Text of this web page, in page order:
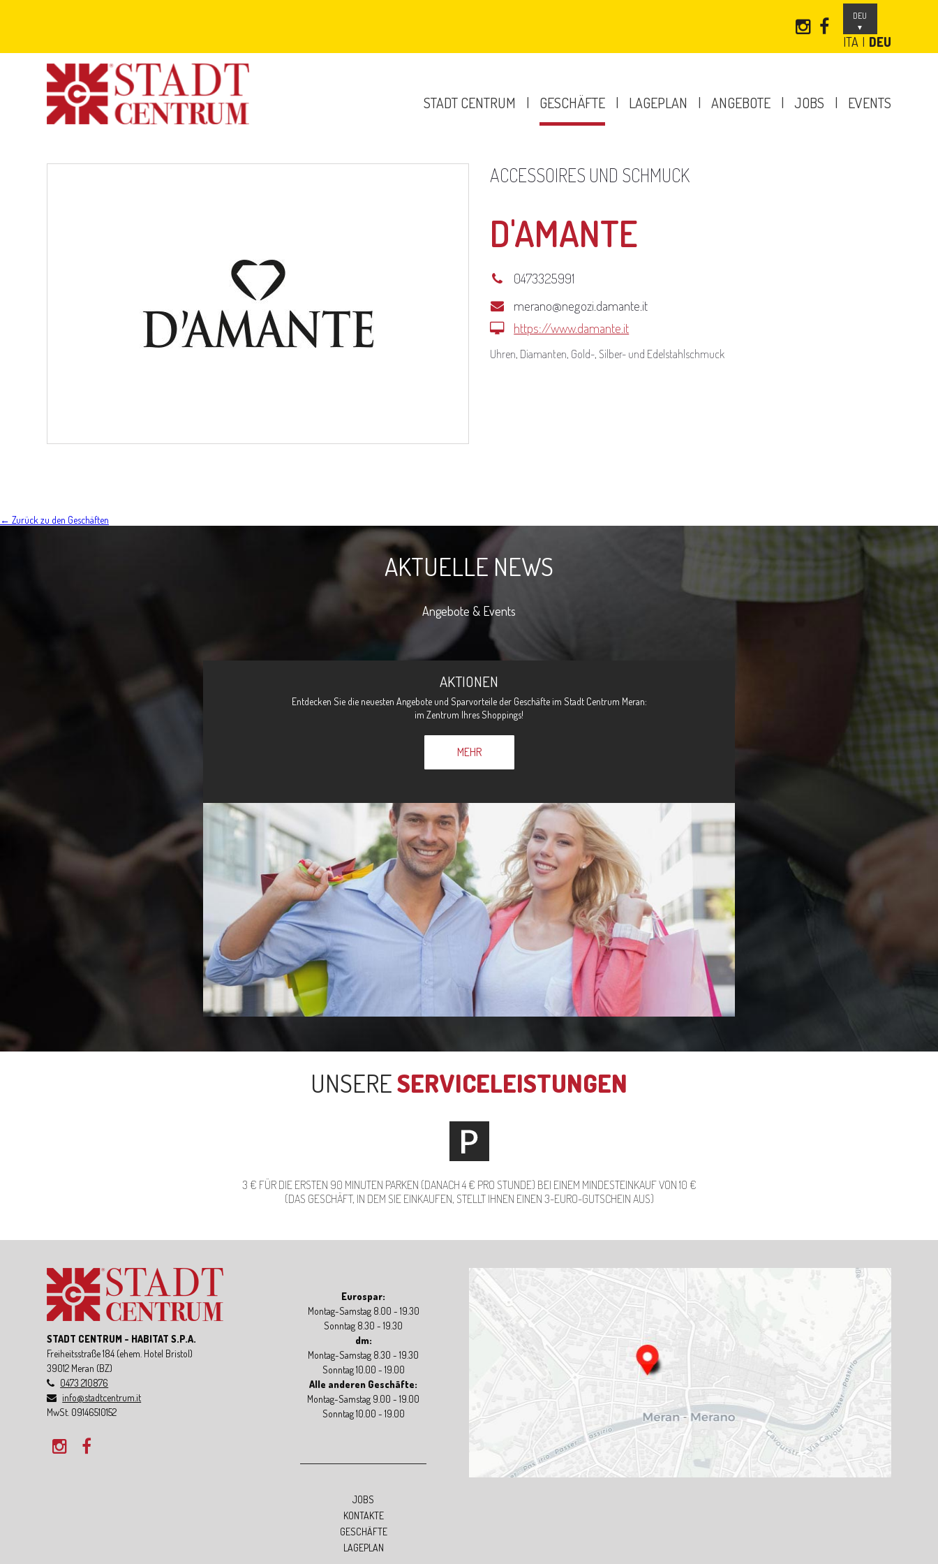
DEU
ITA DEU
STADT CENTRUM GESCHÄFTE LAGEPLAN ANGEBOTE JOBS EVENTS
ALLE GESCHÄFTE
ACCESSOIRES UND SCHMUCK
D'AMANTE
0473325991
merano@negozi.damante.it
https://www.damante.it
Uhren, Diamanten, Gold-, Silber- und Edelstahlschmuck
← Zurück zu den Geschäften
AKTUELLE NEWS
Angebote & Events
AKTIONEN
Entdecken Sie die neuesten Angebote und Sparvorteile der Geschäfte im Stadt Centrum Meran:
im Zentrum Ihres Shoppings!
MEHR
UNSERESERVICELEISTUNGEN
3 € FÜR DIE ERSTEN 90 MINUTEN PARKEN (DANACH 4 € PRO STUNDE) BEI EINEM MINDESTEINKAUF VON 10 €
(DAS GESCHÄFT, IN DEM SIE EINKAUFEN, STELLT IHNEN EINEN 3-EURO-GUTSCHEIN AUS)
STADT CENTRUM - HABITAT S.P.A.
Freiheitsstraße 184 (ehem. Hotel Bristol)
39012 Meran (BZ)
0473 210876
info@stadtcentrum.it
MwSt. 09146510152
Eurospar:
Montag-Samstag 8.00 - 19.30
Sonntag 8.30 - 19.30
dm:
Montag-Samstag 8.30 - 19.30
Sonntag 10.00 - 19.00
Alle anderen Geschäfte:
Montag-Samstag 9.00 - 19.00
Sonntag 10.00 - 19.00
JOBS
KONTAKTE
GESCHÄFTE
LAGEPLAN